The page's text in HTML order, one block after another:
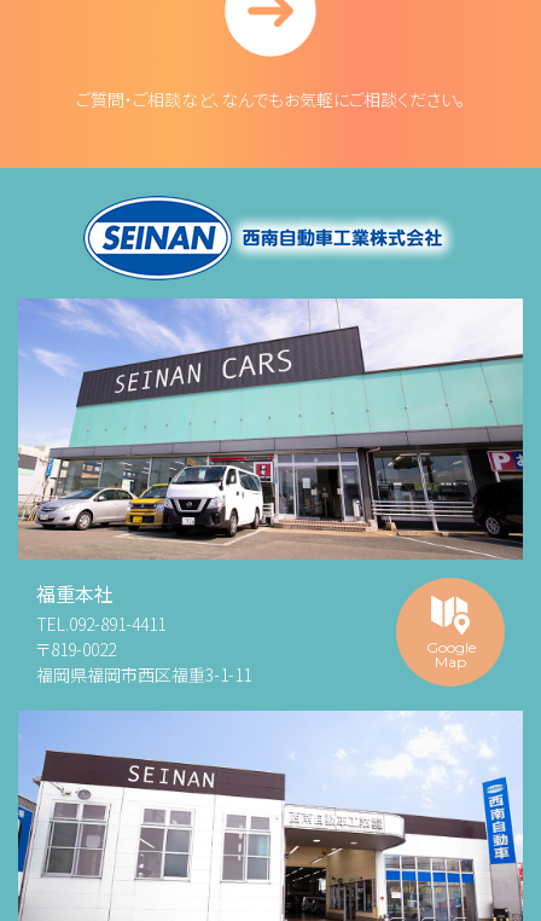
ご質問・ご相談など、なんでもお気軽にご相談ください。
福重本社
TEL.092-891-4411
〒819-0022
福岡県福岡市西区福重3-1-11
Google
Map